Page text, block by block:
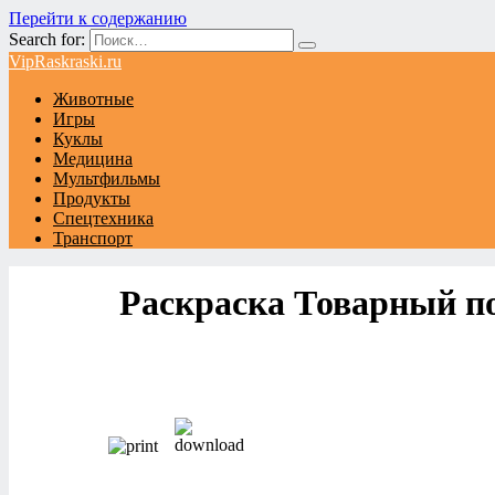
Перейти к содержанию
Search for:
VipRaskraski.ru
Животные
Игры
Куклы
Медицина
Мультфильмы
Продукты
Спецтехника
Транспорт
Раскраска Товарный